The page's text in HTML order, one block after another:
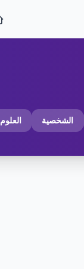
الشخصية العلوم